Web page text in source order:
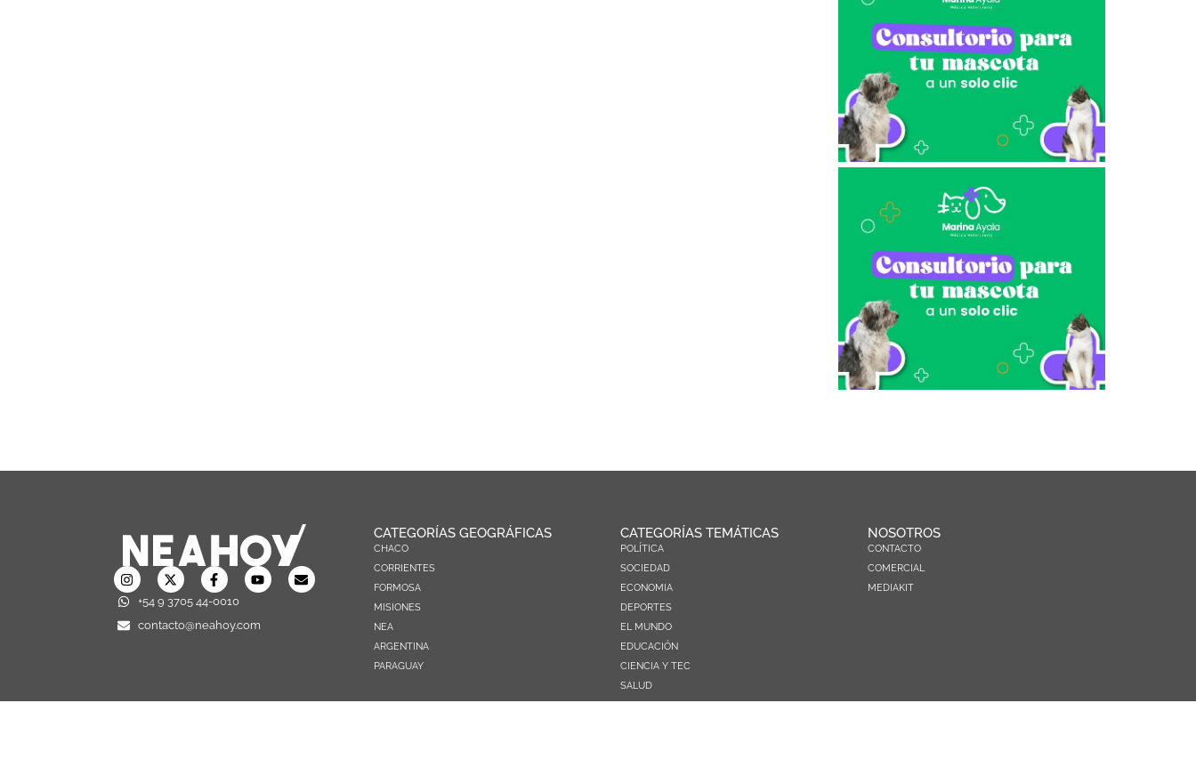
+54 9 3705 44-0010
contacto@neahoy.com
CATEGORÍAS GEOGRÁFICAS
CHACO
CORRIENTES
FORMOSA
MISIONES
NEA
ARGENTINA
PARAGUAY
CATEGORÍAS TEMÁTICAS
POLÍTICA
SOCIEDAD
ECONOMIA
DEPORTES
EL MUNDO
EDUCACIÓN
CIENCIA Y TEC
SALUD
TURISMO
NOSOTROS
CONTACTO
COMERCIAL
MEDIAKIT